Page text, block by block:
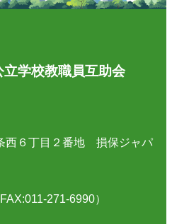
学校教職員互助会
西６丁目２番地 損保ジャパ
271-6990）